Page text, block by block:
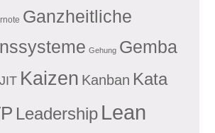
Ganzheitliche
Gehung Gemba
JIT Kaizen Kanban Kata
Leadership Lean